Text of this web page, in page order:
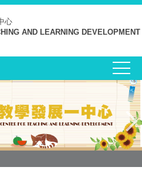
心
AND LEARNING DEVELOPMENT